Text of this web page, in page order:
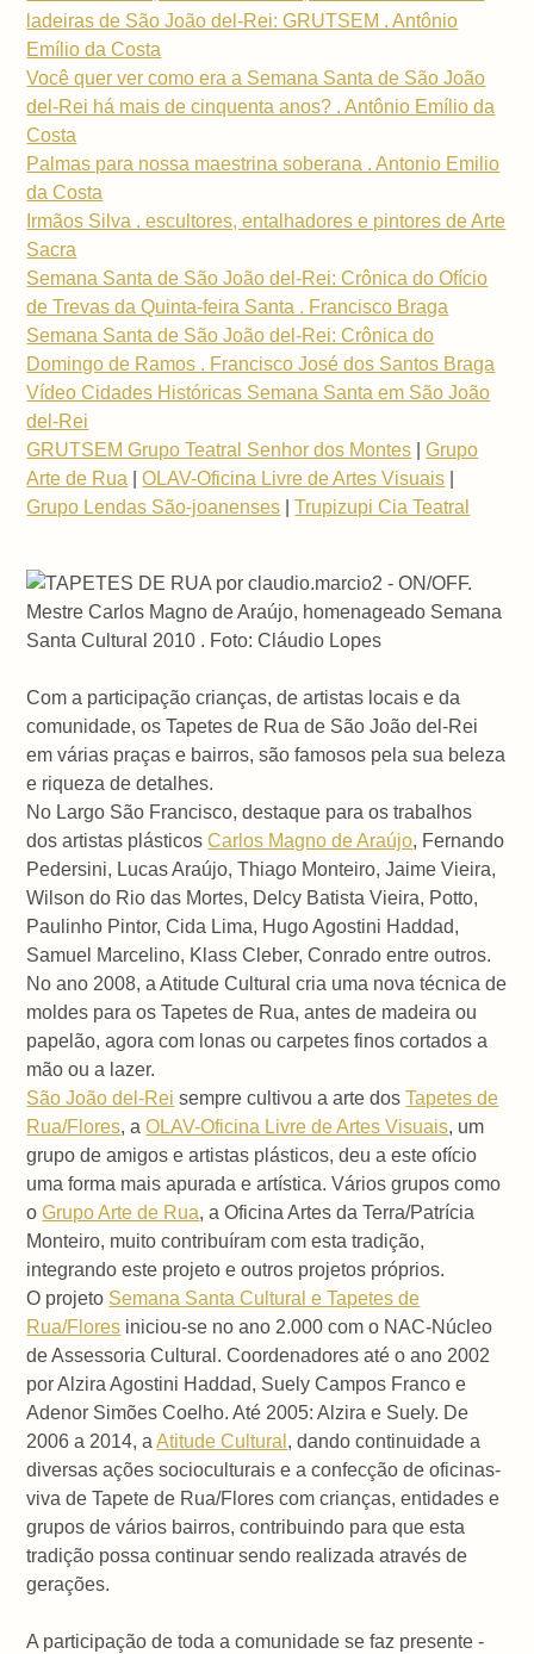
ladeiras de São João del-Rei: GRUTSEM . Antônio
Emílio da Costa
Você quer ver como era a Semana Santa de São João
del-Rei há mais de cinquenta anos? . Antônio Emílio da
Costa
Palmas para nossa maestrina soberana . Antonio Emilio
da Costa
Irmãos Silva . escultores, entalhadores e pintores de Arte
Sacra
Semana Santa de São João del-Rei: Crônica do Ofício
de Trevas da Quinta-feira Santa . Francisco Braga
Semana Santa de São João del-Rei: Crônica do
Domingo de Ramos . Francisco José dos Santos Braga
Vídeo Cidades Históricas Semana Santa em São João
del-Rei
GRUTSEM Grupo Teatral Senhor dos Montes |Grupo
Arte de Rua |OLAV-Oficina Livre de Artes Visuais
Grupo Lendas São-joanenses |Trupizupi Cia Teatral
Mestre Carlos Magno de Araújo, homenageado Semana
Santa Cultural 2010 . Foto: Cláudio Lopes
Com a participação crianças, de artistas locais e da
comunidade, os Tapetes de Rua de São João del-Rei
em várias praças e bairros, são famosos pela sua beleza
e riqueza de detalhes.
No Largo São Francisco, destaque para os trabalhos
dos artistas plásticosCarlos Magno de Araújo, Fernando
Pedersini, Lucas Araújo, Thiago Monteiro, Jaime Vieira,
Wilson do Rio das Mortes, Delcy Batista Vieira, Potto,
Paulinho Pintor, Cida Lima, Hugo Agostini Haddad,
Samuel Marcelino, Klass Cleber, Conrado entre outros.
No ano 2008, a Atitude Cultural cria uma nova técnica de
moldes para os Tapetes de Rua, antes de madeira ou
papelão, agora com lonas ou carpetes finos cortados a
mão ou a lazer.
São João del-Rei sempre cultivou a arte dosTapetes de
Rua/Flores, aOLAV-Oficina Livre de Artes Visuais, um
grupo de amigos e artistas plásticos, deu a este ofício
uma forma mais apurada e artística. Vários grupos como
oGrupo Arte de Rua, a Oficina Artes da Terra/Patrícia
Monteiro, muito contribuíram com esta tradição,
integrando este projeto e outros projetos próprios.
O projeto Semana Santa Cultural e Tapetes de
Rua/Flores iniciou-se no ano 2.000 com o NAC-Núcleo
de Assessoria Cultural. Coordenadores até o ano 2002
por Alzira Agostini Haddad, Suely Campos Franco e
Adenor Simões Coelho. Até 2005: Alzira e Suely. De
2006 a 2014, aAtitude Cultural , dando continuidade a
diversas ações socioculturais e a confecção de oficinas-
viva de Tapete de Rua/Flores com crianças, entidades e
grupos de vários bairros, contribuindo para que esta
tradição possa continuar sendo realizada através de
gerações.
A participação de toda a comunidade se faz presente -